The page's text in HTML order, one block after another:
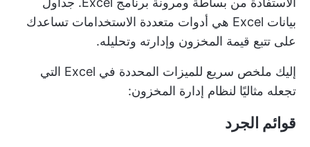
بيانات Excel هي أدوات متعددة الاستخدامات تساعدك
على تتبع قيمة المخزون وإدارته وتحليله.
إليك ملخص سريع للميزات المحددة في Excel التي
تجعله مثاليًا لنظام إدارة المخزون:
قوائم الجرد